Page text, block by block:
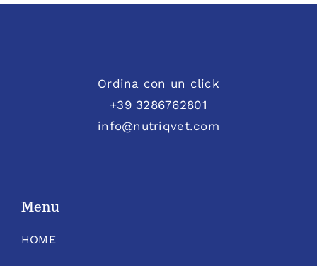
Ordina con un click
+39 3286762801
info@nutriqvet.com
Menu
HOME